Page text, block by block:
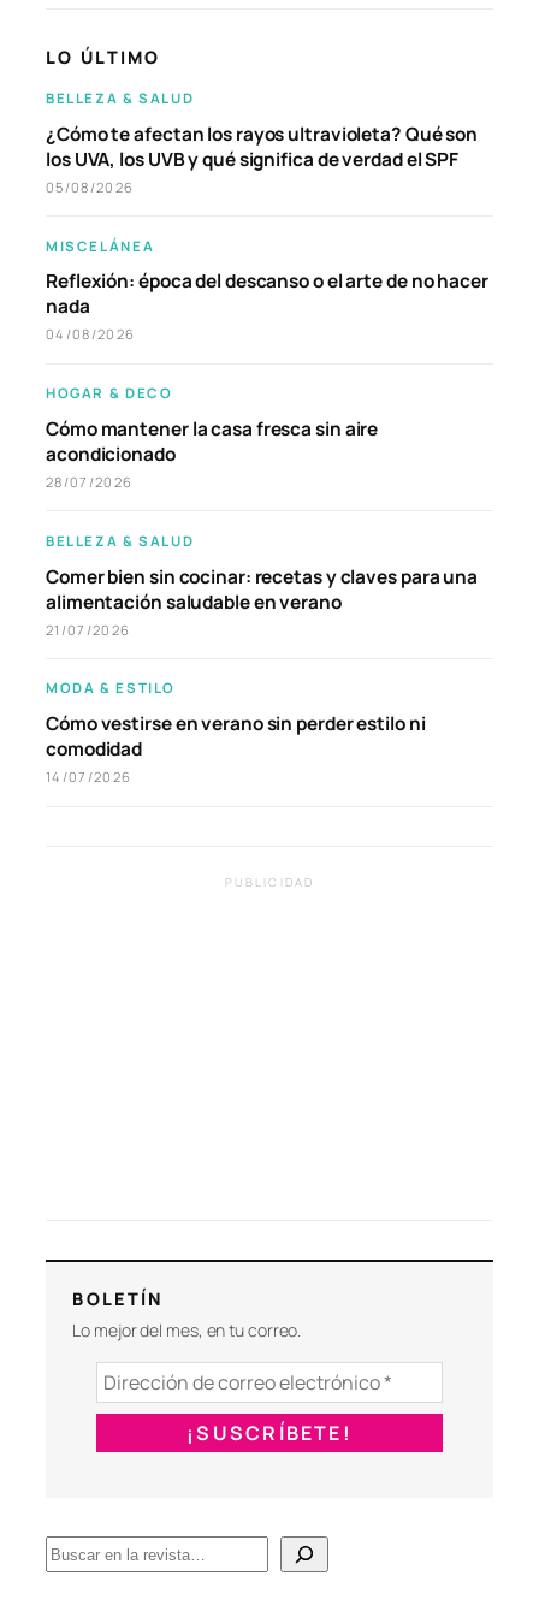
LO ÚLTIMO
BELLEZA & SALUD
¿Cómo te afectan los rayos ultravioleta? Qué son
los UVA, los UVB y qué significa de verdad el SPF
05/08/2026
MISCELÁNEA
Reflexión: época del descanso o el arte de no hacer
nada
04/08/2026
HOGAR & DECO
Cómo mantener la casa fresca sin aire
acondicionado
28/07/2026
BELLEZA & SALUD
Comer bien sin cocinar: recetas y claves para una
alimentación saludable en verano
21/07/2026
MODA & ESTILO
Cómo vestirse en verano sin perder estilo ni
comodidad
14/07/2026
PUBLICIDAD
BOLETÍN
Lo mejor del mes, en tu correo.
B
u